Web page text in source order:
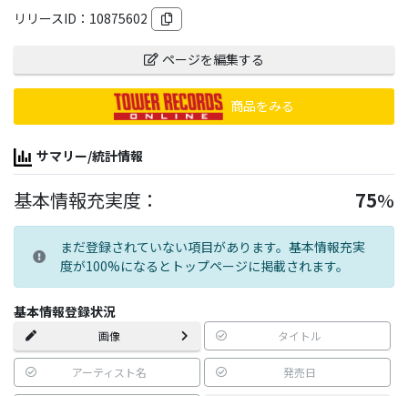
リリースID： 10875602
ページを編集する
商品をみる
サマリー/統計情報
基本情報充実度： 75%
まだ登録されていない項目があります。基本情報充実
度が100%になるとトップページに掲載されます。
基本情報登録状況
画像 タイトル
アーティスト名 発売日